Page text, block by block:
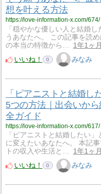
想を叶える方法
https://love-information-x.com/674/
「穏やかな優しい人と結婚
うあなたへ。 この記事を読
の本当の特徴から…
1年1ヶ
いいね！
0 みなみ
「ピアニストと結婚し
5つの方法｜出会いか
全ガイド
https://love-information-x.com/617/
「ピアニストと結婚したい
に変えたいあなたへ。 本記
トの収入や生活と…
1年1ヶ
いいね！
0 みなみ